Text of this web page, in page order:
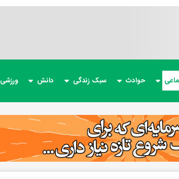
حوادث سبک زندگی دانش ورزشی